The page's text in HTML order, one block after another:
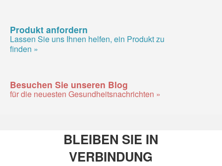
Produkt anfordern
Lassen Sie uns Ihnen helfen, ein Produkt zu
finden »
Besuchen Sie unseren Blog
für die neuesten Gesundheitsnachrichten »
BLEIBEN SIE IN
VERBINDUNG